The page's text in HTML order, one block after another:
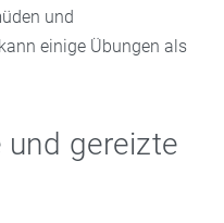
und
einige Übungen als
gereizte